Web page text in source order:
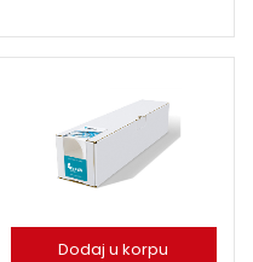
Dodaj u korpu